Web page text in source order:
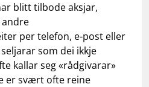
blitt tilbode aksjar,
andre
per telefon, e-post eller
som dei ikkje
kallar seg «rådgivarar»
er svært ofte reine